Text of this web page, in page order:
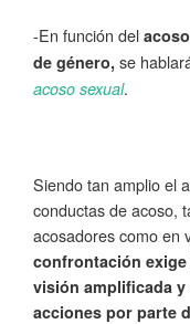
-En función del
de género, se
acoso sexual.
Siendo tan amplio el
conductas de acoso,
acosadores como en
confrontación
visión amplificada
acciones por parte